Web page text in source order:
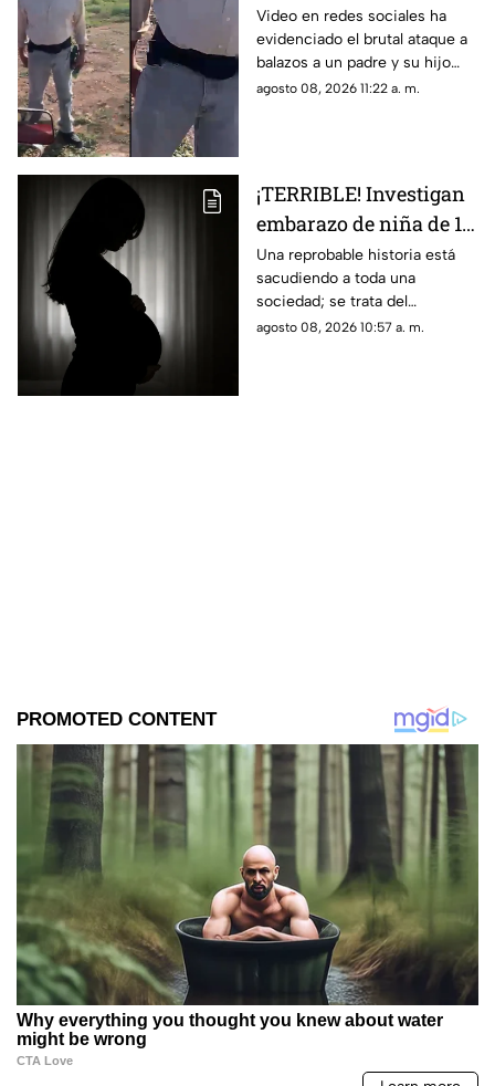
atacados con arma en
riña; hay un MUERTO
(+VIDEO)
Video en redes sociales ha
evidenciado el brutal ataque a
balazos a un padre y su hijo
que dejó a un muerto; esto es
agosto 08, 2026 11:22 a. m.
¡TERRIBLE! Investigan
embarazo de niña de 11
años; esto se sabe
(+VIDEO)
Una reprobable historia está
sacudiendo a toda una
sociedad; se trata del
embarazo de una niña de 11
agosto 08, 2026 10:57 a. m.